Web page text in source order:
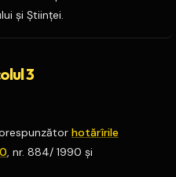
şi Ştiinţei.
3
hotărîrile
, nr. 884/ 1990 şi